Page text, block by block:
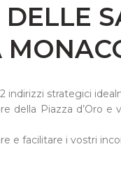
indirizzi strategici
della Piazza d’Oro e
e facilitare i vostri